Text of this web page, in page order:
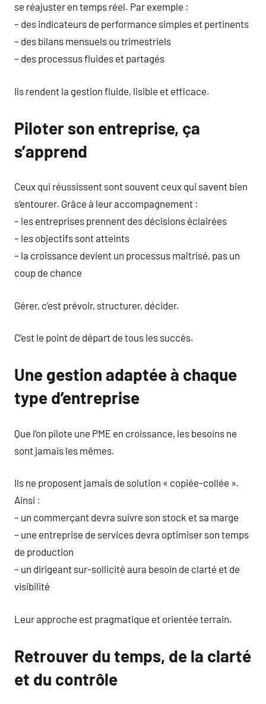
se réajuster en temps réel. Par exemple :
– des indicateurs de performance simples et pertinents
– des bilans mensuels ou trimestriels
– des processus fluides et partagés
Ils rendent la gestion fluide, lisible et efficace.
Piloter son entreprise, ça
s’apprend
Ceux qui réussissent sont souvent ceux qui savent bien
s’entourer. Grâce à leur accompagnement :
– les entreprises prennent des décisions éclairées
– les objectifs sont atteints
– la croissance devient un processus maîtrisé, pas un
coup de chance
Gérer, c’est prévoir, structurer, décider.
C’est le point de départ de tous les succès.
Une gestion adaptée à chaque
type d’entreprise
Que l’on pilote une PME en croissance, les besoins ne
sont jamais les mêmes.
Ils ne proposent jamais de solution « copiée-collée ».
Ainsi :
– un commerçant devra suivre son stock et sa marge
– une entreprise de services devra optimiser son temps
de production
– un dirigeant sur-sollicité aura besoin de clarté et de
visibilité
Leur approche est pragmatique et orientée terrain.
Retrouver du temps, de la clarté
et du contrôle